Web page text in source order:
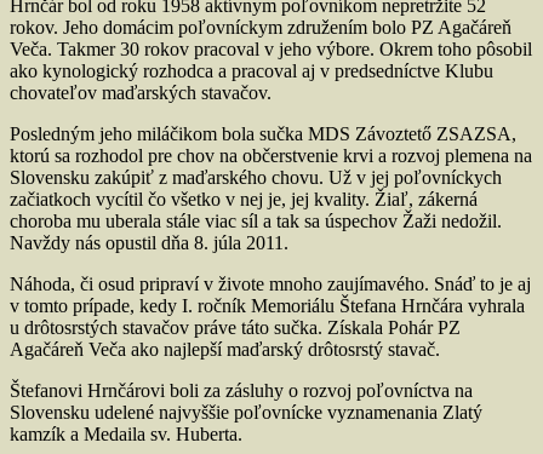
Hrnčár bol od roku 1958 aktívnym poľovníkom nepretržite 52
rokov. Jeho domácim poľovníckym združením bolo PZ Agačáreň
Veča. Takmer 30 rokov pracoval v jeho výbore. Okrem toho pôsobil
ako kynologický rozhodca a pracoval aj v predsedníctve Klubu
chovateľov maďarských stavačov.
Posledným jeho miláčikom bola sučka MDS Závoztető ZSAZSA,
ktorú sa rozhodol pre chov na občerstvenie krvi a rozvoj plemena na
Slovensku zakúpiť z maďarského chovu. Už v jej poľovníckych
začiatkoch vycítil čo všetko v nej je, jej kvality. Žiaľ, zákerná
choroba mu uberala stále viac síl a tak sa úspechov Žaži nedožil.
Navždy nás opustil dňa 8. júla 2011.
Náhoda, či osud pripraví v živote mnoho zaujímavého. Snáď to je aj
v tomto prípade, kedy I. ročník Memoriálu Štefana Hrnčára vyhrala
u drôtosrstých stavačov práve táto sučka. Získala Pohár PZ
Agačáreň Veča ako najlepší maďarský drôtosrstý stavač.
Štefanovi Hrnčárovi boli za zásluhy o rozvoj poľovníctva na
Slovensku udelené najvyššie poľovnícke vyznamenania Zlatý
kamzík a Medaila sv. Huberta.